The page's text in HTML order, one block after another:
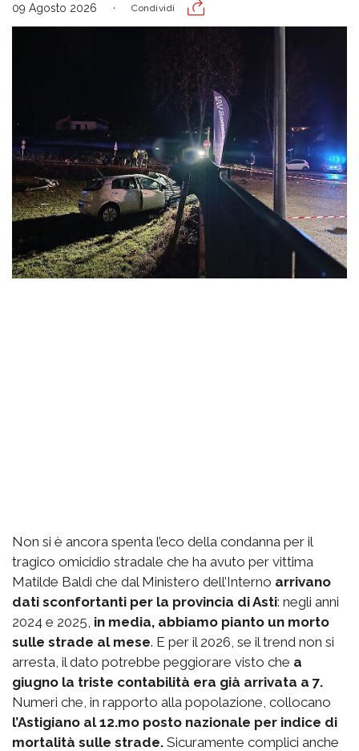
09 Agosto 2026 Condividi
Non si è ancora spenta l’eco della condanna per il
tragico omicidio stradale che ha avuto per vittima
Matilde Baldi che dal Ministero dell’Interno arrivano
dati sconfortanti per la provincia di Asti: negli anni
2024 e 2025, in media, abbiamo pianto un morto
sulle strade al mese. E per il 2026, se il trend non si
arresta, il dato potrebbe peggiorare visto che a
giugno la triste contabilità era già arrivata a 7.
Numeri che, in rapporto alla popolazione, collocano
l’Astigiano al 12.mo posto nazionale per indice di
mortalità sulle strade. Sicuramente complici anche